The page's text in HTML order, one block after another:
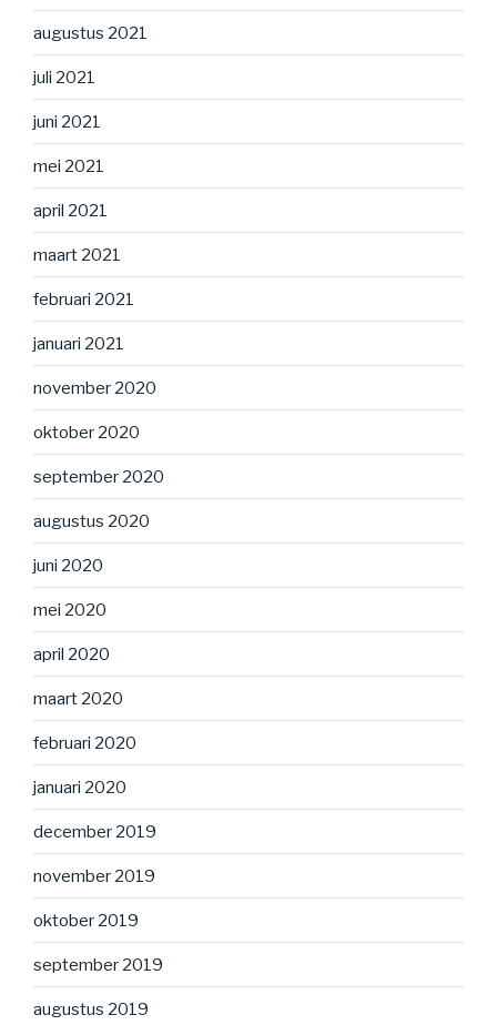
augustus 2021
juli 2021
juni 2021
mei 2021
april 2021
maart 2021
februari 2021
januari 2021
november 2020
oktober 2020
september 2020
augustus 2020
juni 2020
mei 2020
april 2020
maart 2020
februari 2020
januari 2020
december 2019
november 2019
oktober 2019
september 2019
augustus 2019